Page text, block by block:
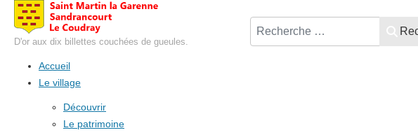
D'or aux dix billettes couchées de gueules.
Accueil
Le village
Découvrir
Le patrimoine